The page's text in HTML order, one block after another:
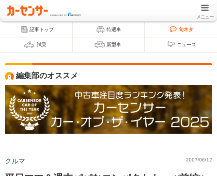
メニュー
記事トップ 特選車 旬ネタ
試乗 新型車 ニュース
編集部のオススメ
クルマ 2007/06/12